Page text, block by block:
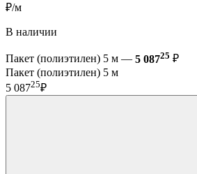
₽/м
В наличии
Пакет (полиэтилен) 5 м — 5 08725 ₽
Пакет (полиэтилен) 5 м
5 08725₽